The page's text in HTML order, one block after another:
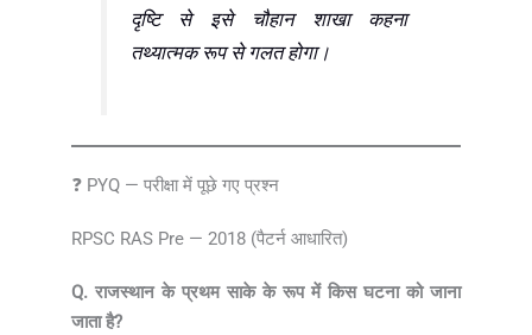
दृष्टि से इसे चौहान शाखा कहना
तथ्यात्मक रूप से गलत होगा।
❓ PYQ — परीक्षा में पूछे गए प्रश्न
RPSC RAS Pre — 2018 (पैटर्न आधारित)
Q. राजस्थान के प्रथम साके के रूप में किस घटना को जाना
जाता है?